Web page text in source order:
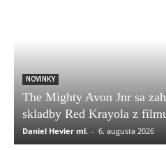
NOVINKY
The Mighty Avon Jnr sa
skladby Red Krayola z
Daniel Hevier ml. - 6. augusta 2026